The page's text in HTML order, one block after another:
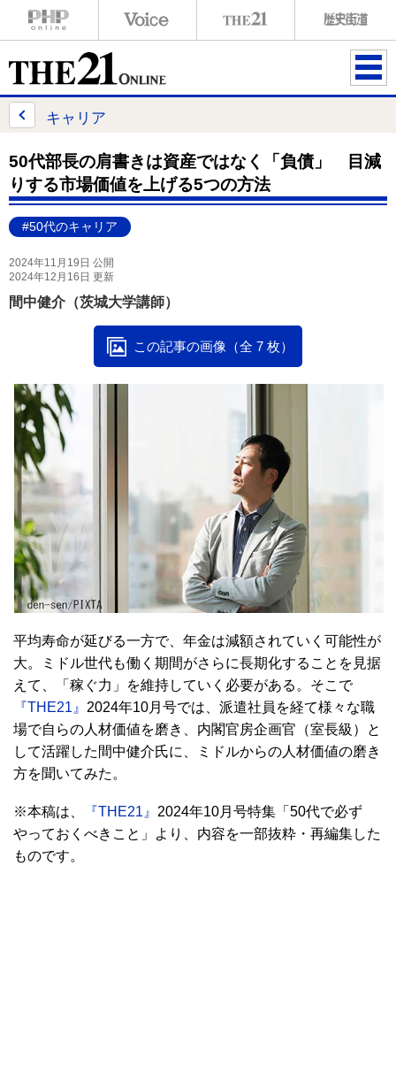
ME
キャリア
50代部長の肩書きは資産ではなく「負債」 目減
りする市場価値を上げる5つの方法
#50代のキャリア
2024年11月19日 公開
2024年12月16日 更新
間中健介（茨城大学講師）
この記事の画像（全 7 枚）
平均寿命が延びる一方で、年金は減額されていく可能性が
大。ミドル世代も働く期間がさらに長期化することを見据
えて、「稼ぐ力」を維持していく必要がある。そこで
『THE21』 2024年10月号では、派遣社員を経て様々な職
場で自らの人材価値を磨き、内閣官房企画官（室長級）と
して活躍した間中健介氏に、ミドルからの人材価値の磨き
方を聞いてみた。
※本稿は、 『THE21』 2024年10月号特集「50代で必ず
やっておくべきこと」より、内容を一部抜粋・再編集した
ものです。